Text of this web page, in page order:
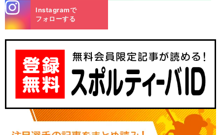
m
Instagramで
フォローする